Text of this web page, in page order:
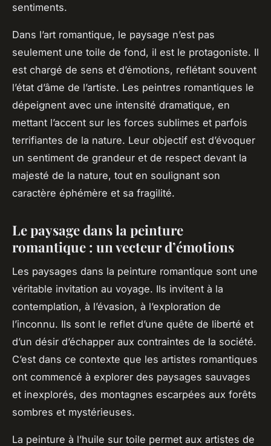
sentiments.
Dans l’art romantique, le paysage n’est pas
seulement une toile de fond, il est le protagoniste. Il
est chargé de sens et d’émotions, reflétant souvent
l’état d’âme de l’artiste. Les peintres romantiques le
dépeignent avec une intensité dramatique, en
mettant l’accent sur les forces sublimes et parfois
terrifiantes de la nature. Leur objectif est d’évoquer
un sentiment de grandeur et de respect devant la
majesté de la nature, tout en soulignant son
caractère éphémère et sa fragilité.
Le paysage dans la peinture
romantique : un vecteur d’émotions
Les paysages dans la peinture romantique sont une
véritable invitation au voyage. Ils invitent à la
contemplation, à l’évasion, à l’exploration de
l’inconnu. Ils sont le reflet d’une quête de liberté et
d’un désir d’échapper aux contraintes de la société.
C’est dans ce contexte que les artistes romantiques
ont commencé à explorer des paysages sauvages
et inexplorés, des montagnes escarpées aux forêts
sombres et mystérieuses.
La peinture à l’huile sur toile permet aux artistes de